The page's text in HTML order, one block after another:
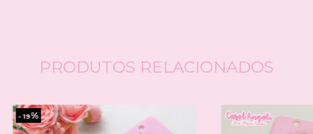
PRODUTOS RELACIONADOS
- 19%